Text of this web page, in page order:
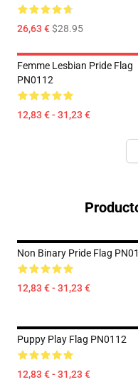
26,63 €$28.95
Femme Lesbian Pride Flag
PN0112
12,83 € - 31,23 €
Non Binary Pride Flag
12,83 € - 31,23 €
Puppy Play Flag PN0112
12,83 € - 31,23 €